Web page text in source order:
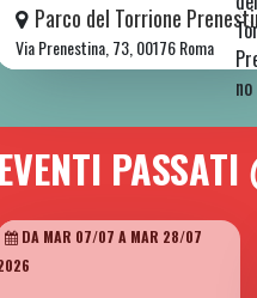
Parco del Torrione
Via Prenestina, 73, 00176 Roma
EVENTI
DA MAR 07/07 A MAR 28/07